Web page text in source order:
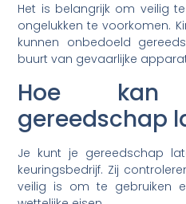
Het is belangrijk om veilig
ongelukken te voorkomen.
kunnen onbedoeld
buurt van gevaarlijke
Hoe
gereedschap
Je kunt je gereedschap
keuringsbedrijf. Zij
veilig is om te gebruiken